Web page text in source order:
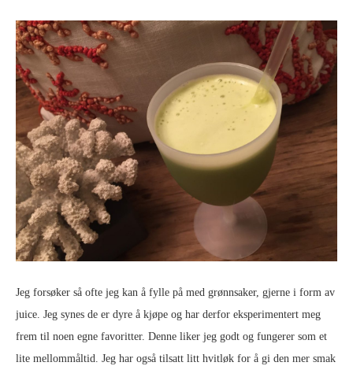
Jeg forsøker så ofte jeg kan å fylle på med grønnsaker, gjerne i form av
juice. Jeg synes de er dyre å kjøpe og har derfor eksperimentert meg
frem til noen egne favoritter. Denne liker jeg godt og fungerer som et
lite mellommåltid. Jeg har også tilsatt litt hvitløk for å gi den mer smak